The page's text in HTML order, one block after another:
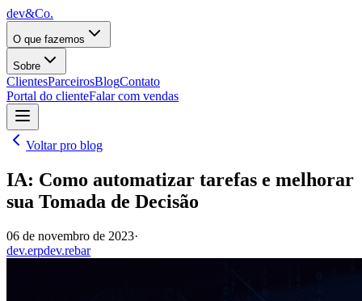
dev&Co.
O que fazemos
Sobre
ClientesParceirosBlogContato
Portal do clienteFalar com vendas
Voltar pro blog
IA: Como automatizar tarefas e melhorar
sua Tomada de Decisão
06 de novembro de 2023·
dev.erpdev.rebar